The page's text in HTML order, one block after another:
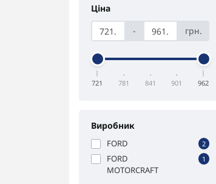
Ціна
-
грн.
721 781 841 901 962
Виробник
FORD 2
FORD
MOTORCRAFT
1